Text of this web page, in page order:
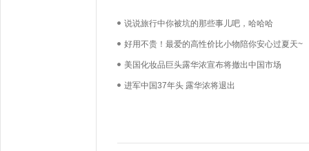
说说旅行中你被坑的那些事儿吧，哈哈哈
好用不贵！最爱的高性价比小物陪你安心过夏天~
美国化妆品巨头露华浓宣布将撤出中国市场
进军中国37年头 露华浓将退出